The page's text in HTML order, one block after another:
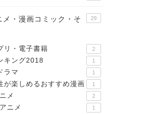
メ・漫画コミック・そ
29
リ・電子書籍 2
キング2018 1
ラマ 1
が楽しめるおすすめ漫画 1
メ 2
ニメ 1